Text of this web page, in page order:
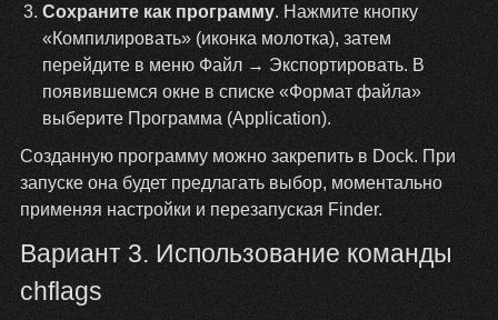
Сохраните как программу. Нажмите кнопку
«Компилировать» (иконка молотка), затем
перейдите в меню Файл → Экспортировать. В
появившемся окне в списке «Формат файла»
выберите Программа (Application).
Созданную программу можно закрепить в Dock. При
запуске она будет предлагать выбор, моментально
применяя настройки и перезапуская Finder.
Вариант 3. Использование команды
chflags